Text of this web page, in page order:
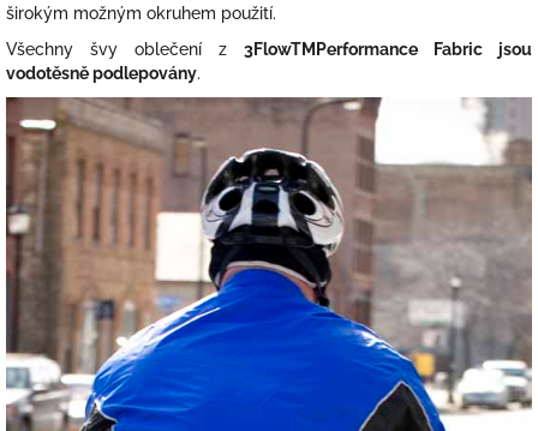
širokým možným okruhem použití.
Všechny švy oblečení z 3FlowTMPerformance Fabric jsou
vodotěsně podlepovány.